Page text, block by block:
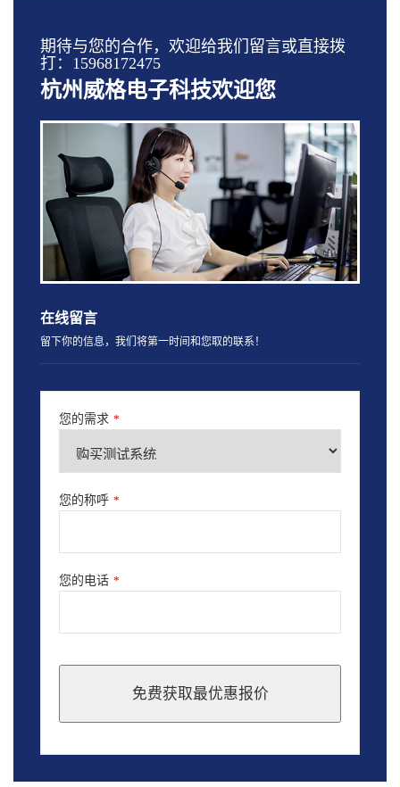
期待与您的合作，欢迎给我们留言或直接拨
打：15968172475
杭州威格电子科技欢迎您
在线留言
留下你的信息，我们将第一时间和您取的联系！
您的需求 *
您的称呼 *
您的电话 *
免费获取最优惠报价
should